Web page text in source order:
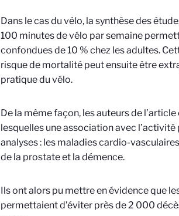
Dans le cas du vélo, la synthèse des
100 minutes de vélo par semaine
confondues de 10 % chez les adultes.
risque de mortalité peut ensuite être
pratique du vélo.
De la même façon, les auteurs de l’article
lesquelles une association avec
analyses : les maladies cardio-
de la prostate et la démence.
Ils ont alors pu mettre en évidence que
permettaient d’éviter près de 2 000